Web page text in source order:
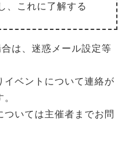
、これに了解する
は、迷惑メール設定等
イベントについて連絡が
いては主催者までお問